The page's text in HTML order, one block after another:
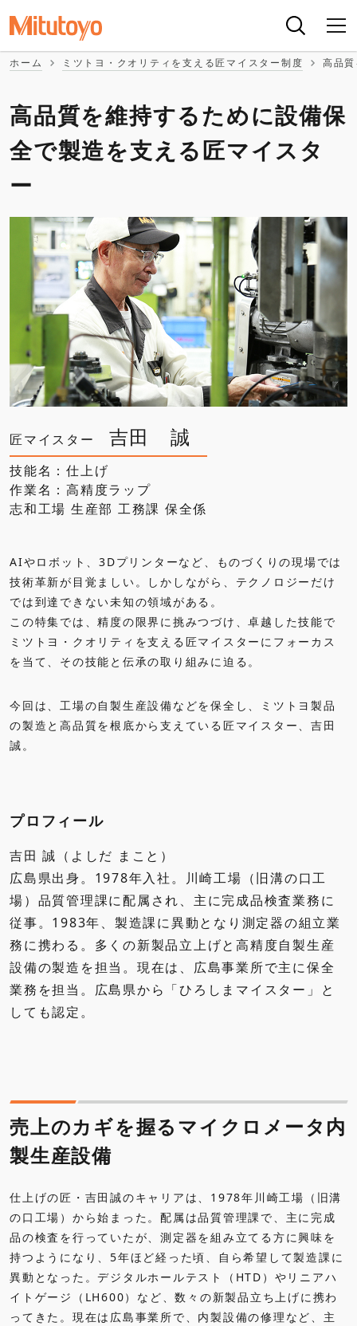
ホーム ミツトヨ・クオリティを支える匠マイスター制度 高品
高品質を維持するために設備保
全で製造を支える匠マイスタ
ー
匠マイスター 吉田 誠
技能名：仕上げ
作業名：高精度ラップ
志和工場 生産部 工務課 保全係
AIやロボット、3Dプリンターなど、ものづくりの現場では
技術革新が目覚ましい。しかしながら、テクノロジーだけ
では到達できない未知の領域がある。
この特集では、精度の限界に挑みつづけ、卓越した技能で
ミツトヨ・クオリティを支える匠マイスターにフォーカス
を当て、その技能と伝承の取り組みに迫る。
今回は、工場の自製生産設備などを保全し、ミツトヨ製品
の製造と高品質を根底から支えている匠マイスター、吉田
誠。
プロフィール
吉田 誠（よしだ まこと）
広島県出身。1978年入社。川崎工場（旧溝の口工
場）品質管理課に配属され、主に完成品検査業務に
従事。1983年、製造課に異動となり測定器の組立業
務に携わる。多くの新製品立上げと高精度自製生産
設備の製造を担当。現在は、広島事業所で主に保全
業務を担当。広島県から「ひろしまマイスター」と
しても認定。
売上のカギを握るマイクロメータ内
製生産設備
仕上げの匠・吉田誠のキャリアは、1978年川崎工場（旧溝
の口工場）から始まった。配属は品質管理課で、主に完成
品の検査を行っていたが、測定器を組み立てる方に興味を
持つようになり、5年ほど経った頃、自ら希望して製造課に
異動となった。デジタルホールテスト（HTD）やリニアハ
イトゲージ（LH600）など、数々の新製品立ち上げに携わ
ってきた。現在は広島事業所で、内製設備の修理など、主